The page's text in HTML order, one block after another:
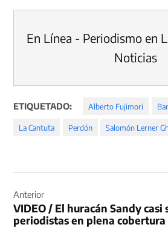
En Línea - Periodismo en
Noticias
ETIQUETADO: Alberto Fujimori
La Cantuta Perdón Salomón Lerner
de
entradas
Anterior
VIDEO / El huracán Sandy casi
periodistas en plena cobertura